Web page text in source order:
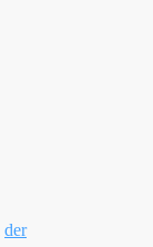
der